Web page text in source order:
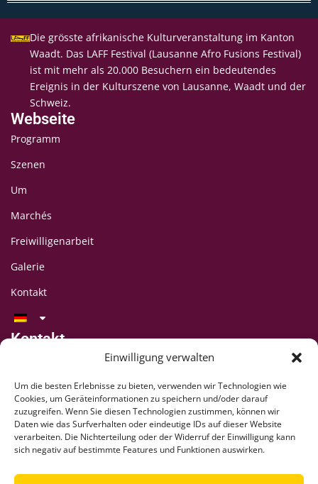
Einwilligung verwalten
Um die besten Erlebnisse zu bieten, verwenden wir Technologien wie
Cookies, um Geräteinformationen zu speichern und/oder darauf
zuzugreifen. Wenn Sie diesen Technologien zustimmen, können wir
Daten wie das Surfverhalten oder eindeutige IDs auf dieser Website
verarbeiten. Die Nichterteilung oder der Widerruf der Einwilligung kann
sich negativ auf bestimmte Features und Funktionen auswirken.
Die grösste afrikanische Kulturveranstaltung im Kanton
Waadt. Das LAFF Festival (Lausanne Afro Fusions Festival)
ist mit mehr als 20.000 Besuchern ein bedeutendes
Ereignis in der Kulturszene von Lausanne, Waadt und der
Schweiz.
Webseite
Programm
Szenen
Um
Marchés
Freiwilligenarbeit
Galerie
Kontakt
Kontakt
CP 395
1001 Lausanne
+41 78 824 54 94
contact@lausaff.org
laff_festival